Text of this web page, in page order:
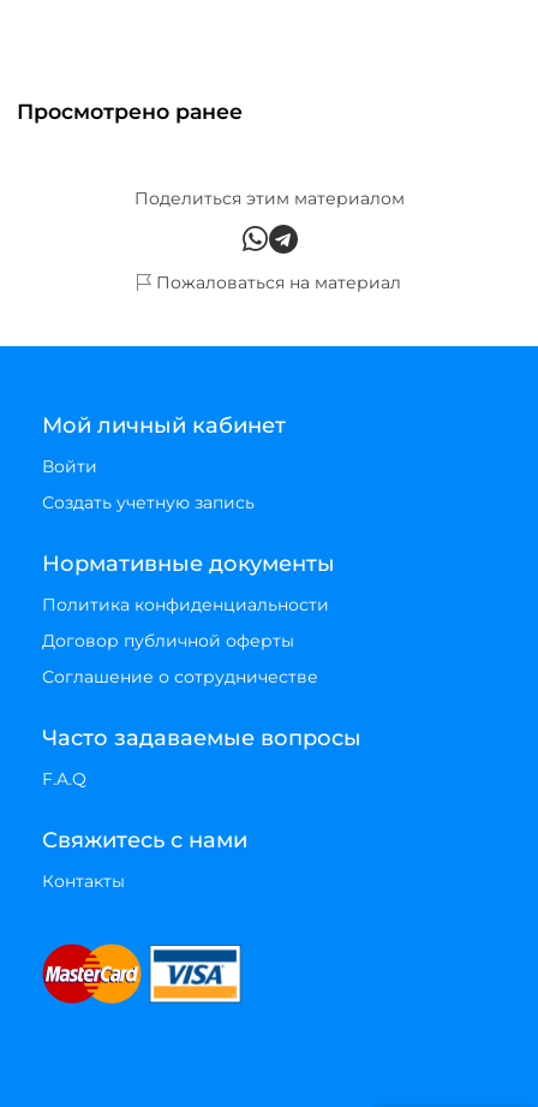
Просмотрено ранее
Поделиться этим материалом
Пожаловаться на материал
Мой личный кабинет
Войти
Создать учетную запись
Нормативные документы
Политика конфиденциальности
Договор публичной оферты
Соглашение о сотрудничестве
Часто задаваемые вопросы
F.A.Q
Свяжитесь с нами
Контакты